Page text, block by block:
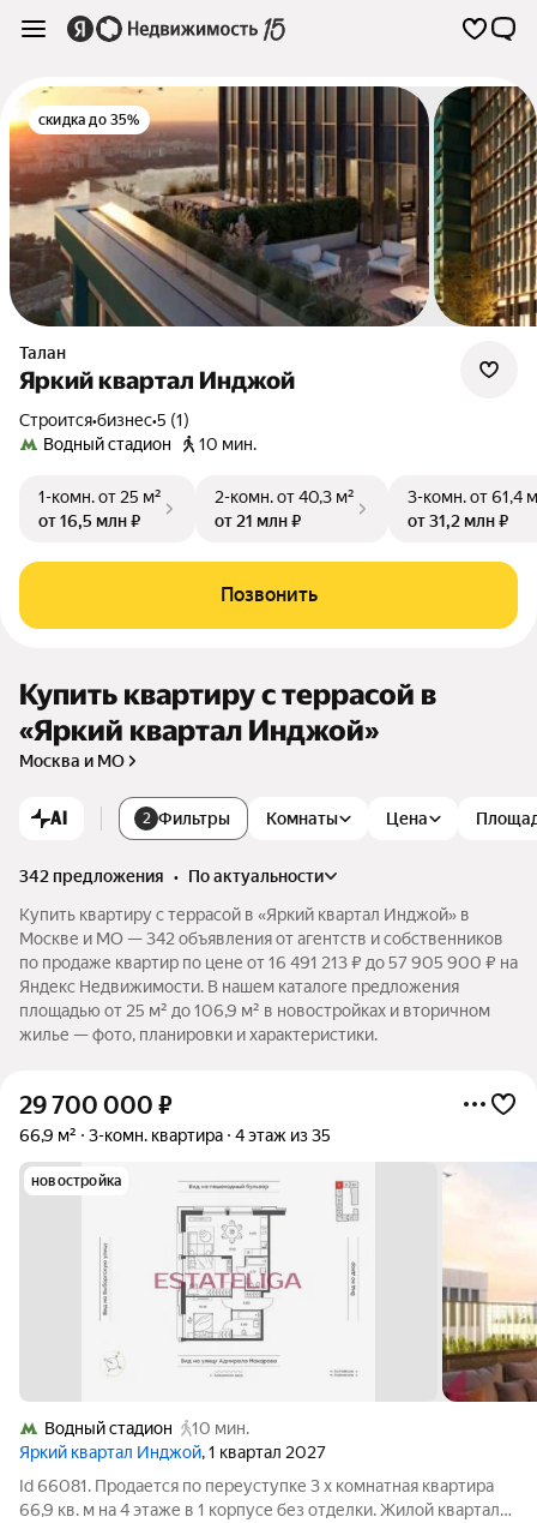
скидка до 35%
Талан
Яркий квартал Инджой
Строится•бизнес•5 (1)
Водный стадион
10 мин.
1-комн.от 25 м²
от 16,5 млн ₽
2-комн.от 40,3 м²
от 21 млн ₽
3-комн.от 61,4
от 31,2 млн ₽
Позвонить
Купить квартиру с террасой в
«Яркий квартал Инджой»
Москва и МО
AI 2 Фильтры Комнаты Цена
342 предложения •
по актуальности
Купить квартиру с террасой в «Яркий квартал Инджой» в
Москве и МО — 342 объявления от агентств и собственников
по продаже квартир по цене от 16 491 213 ₽ до 57 905 900 ₽ на
Яндекс Недвижимости. В нашем каталоге предложения
площадью от 25 м² до 106,9 м² в новостройках и вторичном
жилье — фото, планировки и характеристики.
29 700 000 ₽
66,9 м² 3-комн. квартира 4 этаж из 35
новостройка
Водный стадион
10 мин.
Яркий квартал Инджой, 1 квартал 2027
Id 66081. Продается по переуступке 3 х комнатная квартира
66,9 кв. м на 4 этаже в 1 корпусе без отделки. Жилой квартал